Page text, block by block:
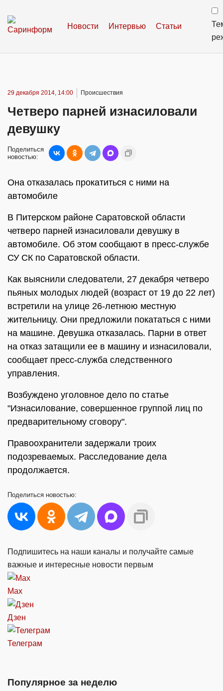
Новости Интервью Статьи
29 декабря 2014, 14:00 Происшествия
Четверо парней изнасиловали
девушку
Поделиться
новостью:
Она отказалась прокатиться с ними на
автомобиле
В Питерском районе Саратовской области
четверо парней изнасиловали девушку в
автомобиле. Об этом сообщают в пресс-службе
СУ СК по Саратовской области.
Как выяснили следователи, 27 декабря четверо
пьяных молодых людей (возраст от 19 до 22 лет)
встретили на улице 26-летнюю местную
жительницу. Они предложили покататься с ними
на машине. Девушка отказалась. Парни в ответ
на отказ затащили ее в машину и изнасиловали,
сообщает пресс-служба следственного
управления.
Возбуждено уголовное дело по статье
"Изнасилование, совершенное группой лиц по
предварительному сговору".
Правоохранители задержали троих
подозреваемых. Расследование дела
продолжается.
Поделиться новостью:
Подпишитесь на наши каналы и получайте самые
важные и интересные новости первым
Max
Дзен
Телеграм
Популярное за неделю